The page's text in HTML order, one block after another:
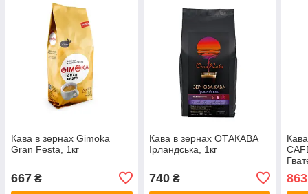
Кава в зернах Gimoka
Gran Festa, 1кг
667 ₴
Кава в зернах ОТАКАВА
Ірландська, 1кг
740₴